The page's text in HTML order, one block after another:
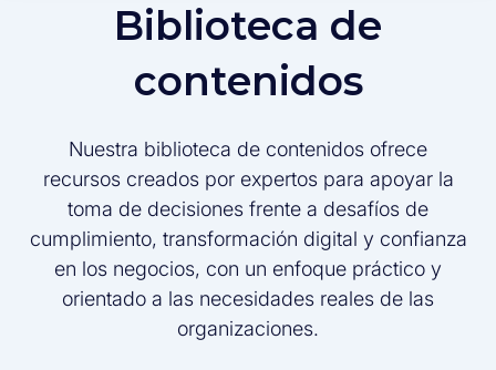
Biblioteca de
contenidos
Nuestra biblioteca de contenidos ofrece
recursos creados por expertos para apoyar la
toma de decisiones frente a desafíos de
cumplimiento, transformación digital y confianza
en los negocios, con un enfoque práctico y
orientado a las necesidades reales de las
organizaciones.